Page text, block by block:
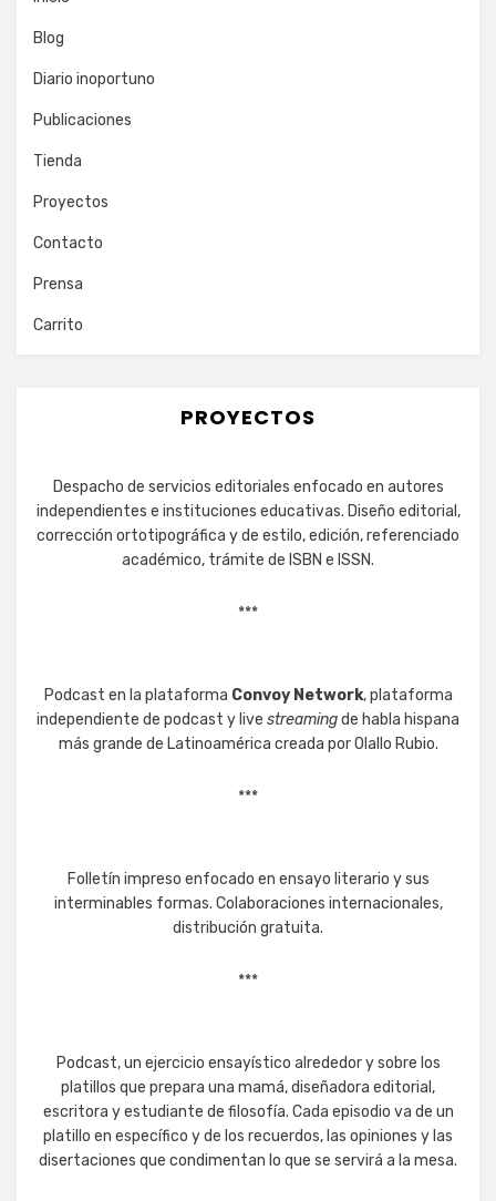
Blog
Diario inoportuno
Publicaciones
Tienda
Proyectos
Contacto
Prensa
Carrito
PROYECTOS
Despacho de servicios editoriales enfocado en autores
independientes e instituciones educativas. Diseño editorial,
corrección ortotipográfica y de estilo, edición, referenciado
académico, trámite de ISBN e ISSN.
***
Podcast en la plataforma Convoy Network, plataforma
independiente de podcast y live streamingde habla hispana
más grande de Latinoamérica creada por Olallo Rubio.
***
Folletín impreso enfocado en ensayo literario y sus
interminables formas. Colaboraciones internacionales,
distribución gratuita.
***
Podcast, un ejercicio ensayístico alrededor y sobre los
platillos que prepara una mamá, diseñadora editorial,
escritora y estudiante de filosofía. Cada episodio va de un
platillo en específico y de los recuerdos, las opiniones y las
disertaciones que condimentan lo que se servirá a la mesa.